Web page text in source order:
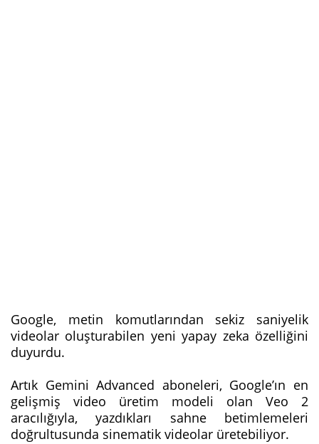
Google, metin komutlarından sekiz saniyelik
videolar oluşturabilen yeni yapay zeka özelliğini
duyurdu.
Artık Gemini Advanced aboneleri, Google’ın en
gelişmiş video üretim modeli olan Veo 2
aracılığıyla, yazdıkları sahne betimlemeleri
doğrultusunda sinematik videolar üretebiliyor.